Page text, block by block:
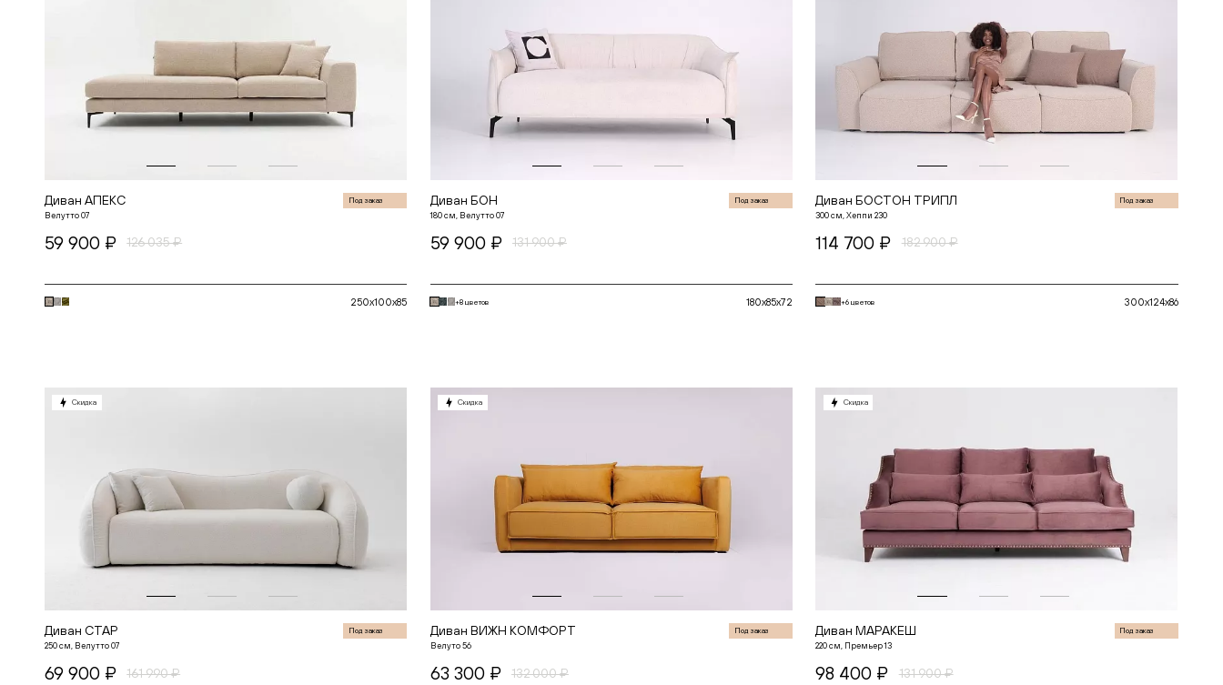
СТАР
ТОКИО
ФЛОУ
ЧЕСТЕР
Диван АПЕКС Под заказ
Велутто 07
59 900 ₽ 126 035 ₽
250x100x85
Диван БОН Под заказ
180 см, Велутто 07
59 900 ₽ 131 900 ₽
+8 цветов 180x85x72
Диван БОСТОН ТРИПЛ Под заказ
300 см, Хеппи 230
114 700 ₽ 182 900 ₽
+6 цветов 300x124x86
Скидка
Диван СТАР Под заказ
250 см, Велутто 07
69 900 ₽ 161 990 ₽
Скидка
Диван ВИЖН КОМФОРТ Под заказ
Велуто 56
63 300 ₽ 132 000 ₽
Скидка
Диван МАРАКЕШ Под заказ
220 см, Премьер 13
98 400 ₽ 131 900 ₽